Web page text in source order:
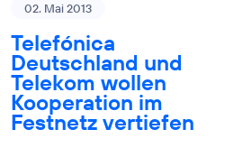
02. Mai 2013
Telefónica
Deutschland und
Telekom wollen
Kooperation im
Festnetz vertiefen